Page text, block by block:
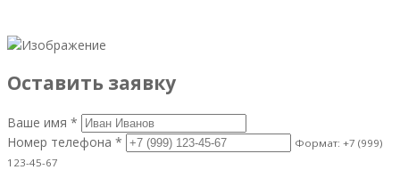
Оставить заявку
Ваше имя *
Номер телефона *
Формат: +7 (999)
123-45-67